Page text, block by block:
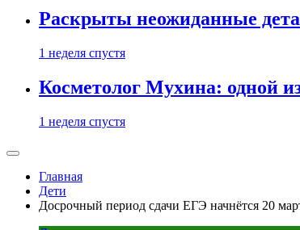
Раскрыты неожиданные
1 неделя спустя
Косметолог Мухина: одной
1 неделя спустя
Главная
Дети
Досрочный период сдачи ЕГЭ начнётся 20